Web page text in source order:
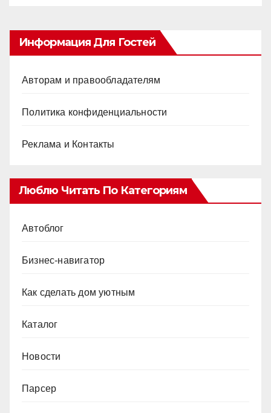
Информация Для Гостей
Авторам и правообладателям
Политика конфиденциальности
Реклама и Контакты
Люблю Читать По Категориям
Автоблог
Бизнес-навигатор
Как сделать дом уютным
Каталог
Новости
Парсер